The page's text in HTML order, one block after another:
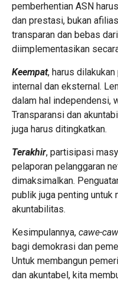
pemberhentian ASN
dan prestasi, bukan
transparan dan bebas
diimplementasikan
Keempat, harus
internal dan eksternal.
dalam hal independensi,
Transparansi dan
juga harus ditingkatkan.
Terakhir, partisipasi
pelaporan pelanggaran
dimaksimalkan.
publik juga penting untuk
akuntabilitas.
Kesimpulannya, cawe-
bagi demokrasi dan
Untuk membangun
dan akuntabel, kita